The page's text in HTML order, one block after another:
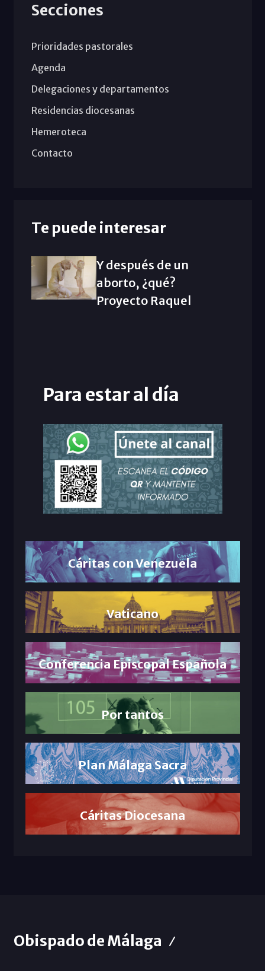
Secciones
Prioridades pastorales
Agenda
Delegaciones y departamentos
Residencias diocesanas
Hemeroteca
Contacto
Te puede interesar
Y después de un
aborto, ¿qué?
Proyecto Raquel
Para estar al día
Cáritas con Venezuela
Vaticano
Conferencia Episcopal Española
Por tantos
Plan Málaga Sacra
Cáritas Diocesana
Obispado de Málaga